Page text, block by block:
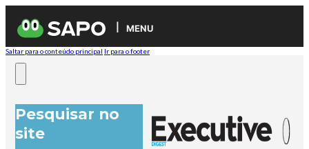
MENU
Saltar para o conteúdo principal Ir para o footer
Pesquisar no
site